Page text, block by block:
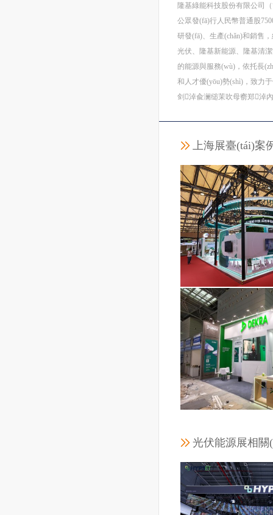
隆基綠能科技股份有限公司
公眾發(fā)行人民幣普通股
研發(fā)、生產(chǎn)和銷售
光伏、隆基新能源、隆基清
的能源與服務(wù)，依托長
和人才優(yōu)勢(shì)，致力
剑淖兪澜缒茉吹母窬郑淖
上海展臺(tái)案
中國(guó)農
限
展覽面積
工程地點
工程時(shí)間
德凱達(dá)(上
展覽面積
工程地點
工程時(shí)間
光伏能源展相關